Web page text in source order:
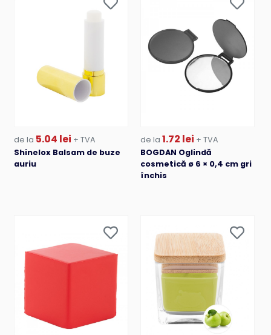
de la 5.04 lei + TVA
Shinelox Balsam de buze
auriu
de la 1.72 lei + TVA
BOGDAN Oglindă
cosmetică ø 6 × 0,4 cm gri
închis